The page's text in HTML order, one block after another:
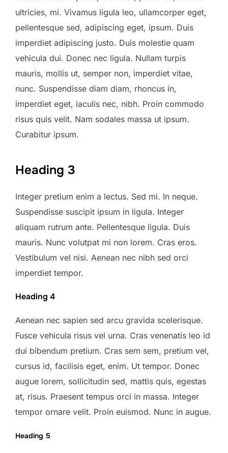
ultricies, mi. Vivamus ligula leo, ullamcorper eget,
pellentesque sed, adipiscing eget, ipsum. Duis
imperdiet adipiscing justo. Duis molestie quam
vehicula dui. Donec nec ligula. Nullam turpis
mauris, mollis ut, semper non, imperdiet vitae,
nunc. Suspendisse diam diam, rhoncus in,
imperdiet eget, iaculis nec, nibh. Proin commodo
risus quis velit. Nam sodales massa ut ipsum.
Curabitur ipsum.
Heading 3
Integer pretium enim a lectus. Sed mi. In neque.
Suspendisse suscipit ipsum in ligula. Integer
aliquam rutrum ante. Pellentesque ligula. Duis
mauris. Nunc volutpat mi non lorem. Cras eros.
Vestibulum vel nisi. Aenean nec nibh sed orci
imperdiet tempor.
Heading 4
Aenean nec sapien sed arcu gravida scelerisque.
Fusce vehicula risus vel urna. Cras venenatis leo id
dui bibendum pretium. Cras sem sem, pretium vel,
cursus id, facilisis eget, enim. Ut tempor. Donec
augue lorem, sollicitudin sed, mattis quis, egestas
at, risus. Praesent tempus orci in massa. Integer
tempor ornare velit. Proin euismod. Nunc in augue.
Heading 5